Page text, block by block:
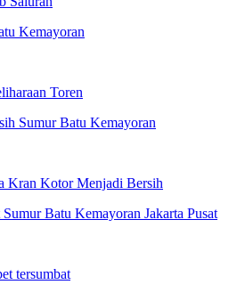
Kemayoran
Toren
Sumur Batu Kemayoran
Kran Kotor Menjadi Bersih
Batu Kemayoran Jakarta Pusat
tersumbat